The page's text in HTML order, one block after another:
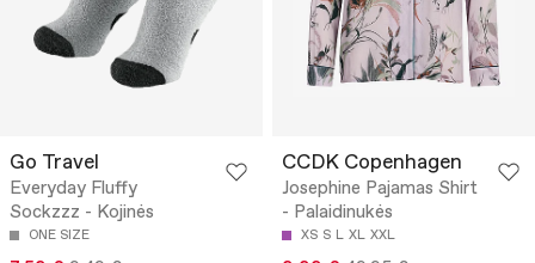
Go Travel
Everyday Fluffy
Sockzzz - Kojinės
ONE SIZE
CCDK Copenhagen
Josephine Pajamas Shirt
- Palaidinukės
XS S L XL XXL